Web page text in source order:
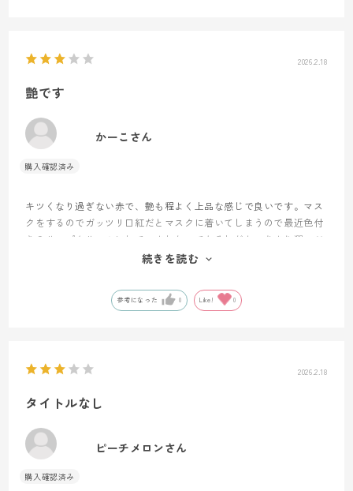
2026.2.18
艶です
かーこさん
キツくなり過ぎない赤で、艶も程よく上品な感じで良いです。マス
クをするのでガッツリ口紅だとマスクに着いてしまうので最近色付
きのリップクリームにしていました。でもそれだと、あまり潤いが
無くて乾燥が気になってました。これは、リップパック的感触で保
続きを読む
参考になった 0 Like! 0
2026.2.18
タイトルなし
ピーチメロンさん